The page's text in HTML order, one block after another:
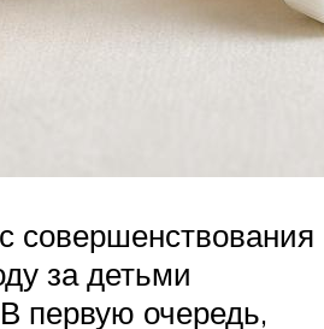
совершенствования
за детьми
первую очередь,